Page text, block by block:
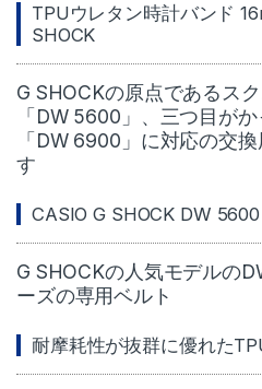
TPUウレタン時計バンド
SHOCK
G SHOCKの原点であるス
「DW 5600」、三つ目が
「DW 6900」に対応の交
す
CASIO G SHOCK DW
G SHOCKの人気モデルの
ーズの専用ベルト
耐摩耗性が抜群に優れた